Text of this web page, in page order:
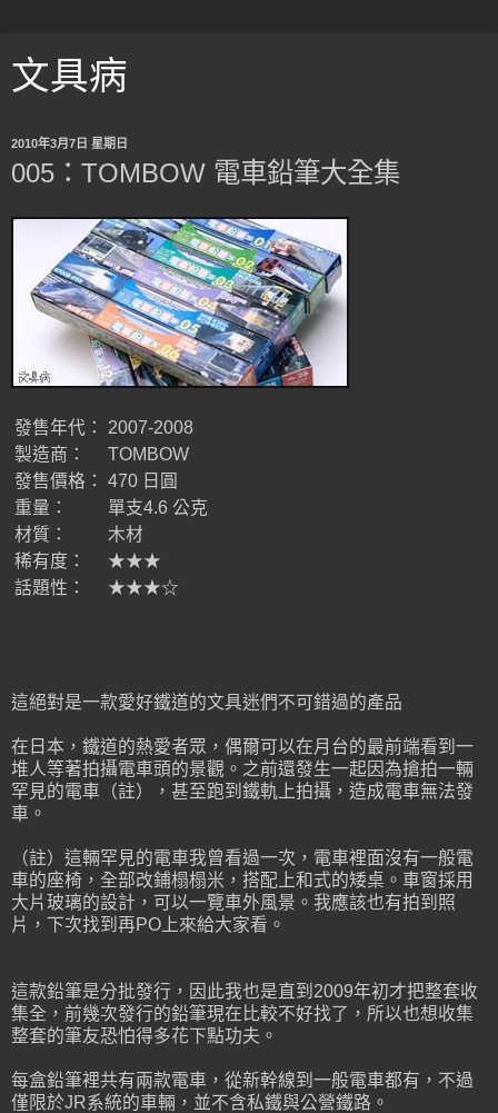
文具病
2010年3月7日 星期日
005：TOMBOW 電車鉛筆大全集
發售年代：
2007-2008
製造商：
TOMBOW
發售價格：
470 日圓
重量：
單支4.6 公克
材質：
木材
稀有度：
★★★
話題性：
★★★☆
這絕對是一款愛好鐵道的文具迷們不可錯過的產品
在日本，鐵道的熱愛者眾，偶爾可以在月台的最前端看到一
堆人等著拍攝電車頭的景觀。之前還發生一起因為搶拍一輛
罕見的電車（註），甚至跑到鐵軌上拍攝，造成電車無法發
車。
（註）這輛罕見的電車我曾看過一次，電車裡面沒有一般電
車的座椅，全部改鋪榻榻米，搭配上和式的矮桌。車窗採用
大片玻璃的設計，可以一覽車外風景。我應該也有拍到照
片，下次找到再PO上來給大家看。
這款鉛筆是分批發行，因此我也是直到2009年初才把整套收
集全，前幾次發行的鉛筆現在比較不好找了，所以也想收集
整套的筆友恐怕得多花下點功夫。
每盒鉛筆裡共有兩款電車，從新幹線到一般電車都有，不過
僅限於JR系統的車輛，並不含私鐵與公營鐵路。